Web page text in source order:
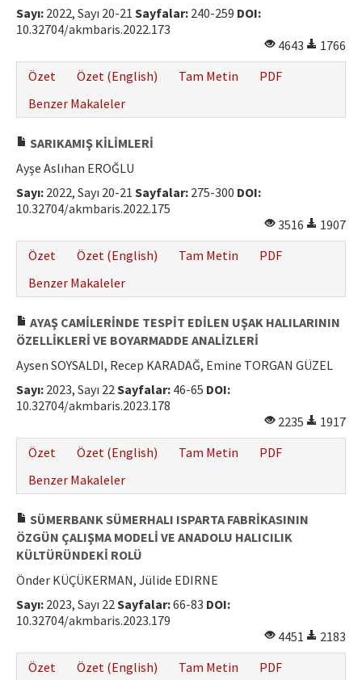
Sayı: 2022, Sayı 20-21 Sayfalar: 240-259 DOI:
10.32704/akmbaris.2022.173
4643
1766
Özet
Özet (English) Tam Metin
PDF
Benzer Makaleler
SARIKAMIŞ KİLİMLERİ
Ayşe Aslıhan EROĞLU
Sayı: 2022, Sayı 20-21 Sayfalar: 275-300 DOI:
10.32704/akmbaris.2022.175
3516
1907
Özet
Özet (English) Tam Metin
PDF
Benzer Makaleler
AYAŞ CAMİLERİNDE TESPİT EDİLEN UŞAK HALILARININ
ÖZELLİKLERİ VE BOYARMADDE ANALİZLERİ
Aysen SOYSALDI, Recep KARADAĞ, Emine TORGAN GÜZEL
Sayı: 2023, Sayı 22Sayfalar: 46-65 DOI:
10.32704/akmbaris.2023.178
2235
1917
Özet
Özet (English) Tam Metin
PDF
Benzer Makaleler
SÜMERBANK SÜMERHALI ISPARTA FABRİKASININ
ÖZGÜN ÇALIŞMA MODELİ VE ANADOLU HALICILIK
KÜLTÜRÜNDEKİ ROLÜ
Önder KÜÇÜKERMAN, Jülide EDIRNE
Sayı: 2023, Sayı 22Sayfalar:66-83 DOI:
10.32704/akmbaris.2023.179
4451
2183
Özet
Özet (English) Tam Metin
PDF